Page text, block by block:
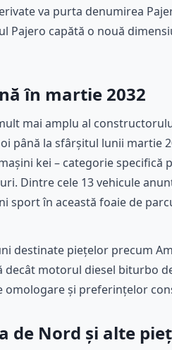
va purta denumirea
Pajero capătă o nouă
în martie 2032
mai amplu al
până la sfârșitul lunii martie
kei – categorie specifică
Dintre cele 13 vehicule
sport în această foaie de
destinate piețelor precum
motorul diesel biturbo
și preferințelor
de Nord și alte